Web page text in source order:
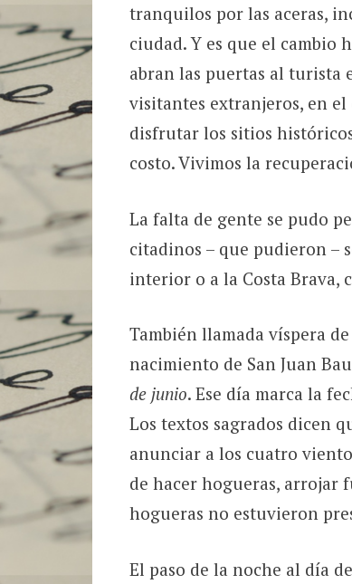
tranquilos por las aceras,
ciudad. Y es que el cambio
abran las puertas al turista
visitantes extranjeros, en el
disfrutar los sitios
costo. Vivimos la
La falta de gente se pudo
citadinos – que pudieron –
interior o a la Costa Brava,
También llamada víspera
nacimiento de San Juan
de junio. Ese día marca la
Los textos sagrados dicen
anunciar a los cuatro
de hacer hogueras, arrojar
hogueras no estuvieron
El paso de la noche al día